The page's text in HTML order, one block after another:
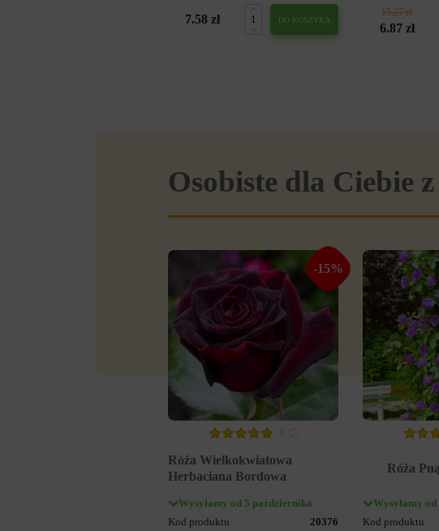
7.58 zł DO KOSZYKA
15.27 zł
6.87 zł
Osobiste dla Ciebie
-15%
Róża Wielkokwiatowa
Herbaciana Bordowa
Wysyłamy od 5 października
Kod produktu
20376
Róża
Wysyłamy
Kod produktu